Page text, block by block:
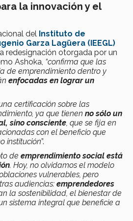
la innovación y el
del Instituto de
Garza Lagüera (IEEGL)
redesignación otorgada por un
Ashoka, “confirma que las
de emprendimiento dentro y
enfocadas en lograr un
certificación sobre las
ya que tienen no sólo un
sino consciente, que se fija en
con el beneficio que
institución”.
de emprendimiento social está
. Hoy, no olvidamos el modelo
vulnerables, pero
audiencias: emprendedores
la sostenibilidad, el bienestar de
sistema integral que beneficie a